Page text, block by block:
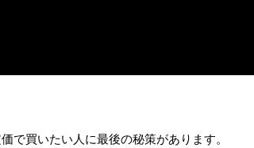
で買いたい人に最後の秘策があります。